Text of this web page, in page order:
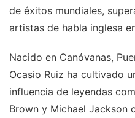
de éxitos mundiales,
artistas de habla inglesa
Nacido en Canóvanas,
Ocasio Ruiz ha cultivado
influencia de leyendas
Brown y Michael Jackson